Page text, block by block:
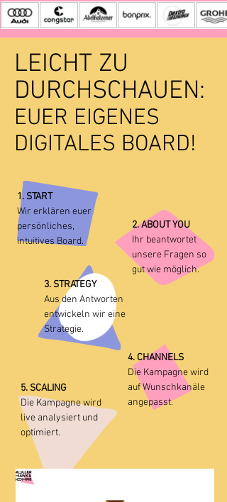
LEICHT ZU
DURCHSCHAUEN:
EUER EIGENES
DIGITALES BOARD!
1. START
Wir erklären euer
persönliches,
intuitives Board.
2. ABOUT YOU
Ihr beantwortet
unsere Fragen so
gut wie möglich.
3. STRATEGY
Aus den Antworten
entwickeln wir eine
Strategie.
4. CHANNELS
Die Kampagne wird
auf Wunschkanäle
angepasst.
5. SCALING
Die Kampagne wird
live analysiert und
optimiert.